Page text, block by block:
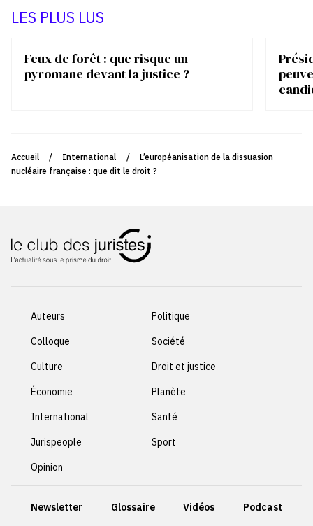
LES PLUS LUS
Feux de forêt : que risque un
pyromane devant la justice ?
Accueil / International /
L’européanisation de la dissuasion
nucléaire française : que dit le droit ?
Auteurs
Colloque
Culture
Économie
International
Jurispeople
Opinion
Politique
Société
Droit et justice
Planète
Santé
Sport
Newsletter Glossaire Vidéos Podcast